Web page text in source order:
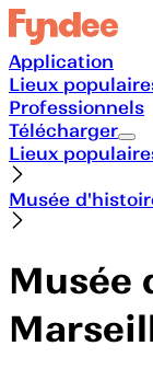
Application
Lieux
Professionnels
Télécharger
Lieux
Musée
Musée